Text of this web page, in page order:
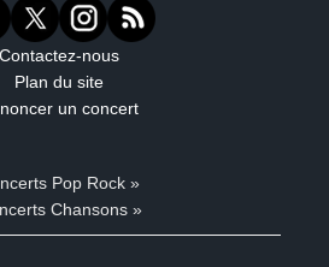
Contactez-nous
Plan du site
un concert
Pop Rock »
Chansons »